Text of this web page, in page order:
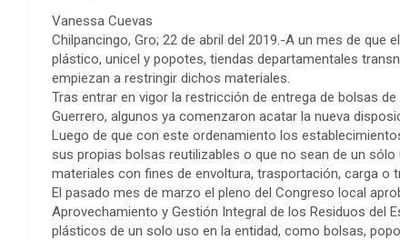
Vanessa Cuevas
Chilpancingo, Gro; 22 de abril del 2019.-A un mes de
plástico, unicel y popotes, tiendas departamentales
empiezan a restringir dichos materiales.
Tras entrar en vigor la restricción de entrega de bolsas
Guerrero, algunos ya comenzaron acatar la nueva
Luego de que con este ordenamiento los
sus propias bolsas reutilizables o que no sean de un
materiales con fines de envoltura, trasportación, carga o
El pasado mes de marzo el pleno del Congreso local
Aprovechamiento y Gestión Integral de los Residuos del
plásticos de un solo uso en la entidad, como bolsas,